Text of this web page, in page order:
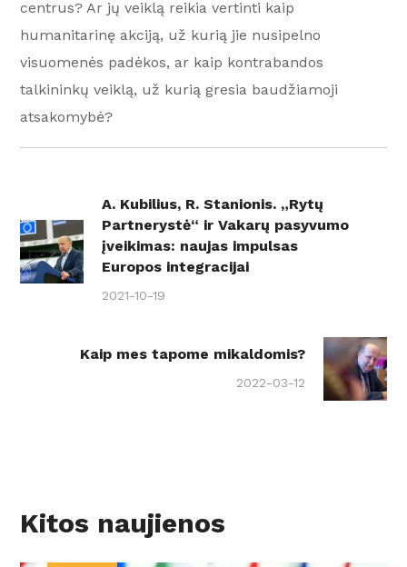
centrus? Ar jų veiklą reikia vertinti kaip
humanitarinę akciją, už kurią jie nusipelno
visuomenės padėkos, ar kaip kontrabandos
talkininkų veiklą, už kurią gresia baudžiamoji
atsakomybė?
A. Kubilius, R. Stanionis. „Rytų
Partnerystė“ ir Vakarų pasyvumo
įveikimas: naujas impulsas
Europos integracijai
2021-10-19
Kaip mes tapome mikaldomis?
2022-03-12
Kitos naujienos